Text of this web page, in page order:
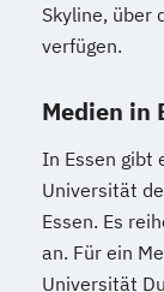
Skyline, über
verfügen.
Medien in
In Essen gibt
Universität
Essen. Es
an. Für ein
Universität